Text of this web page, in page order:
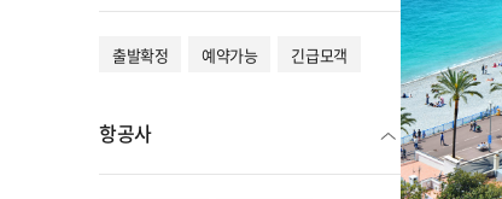
출발확정 예약가능 긴급모객
항공사